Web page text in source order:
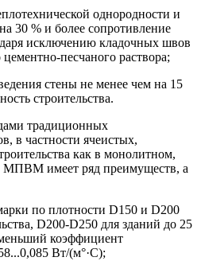
однородности и
30 % и более сопротивление
исключению кладочных швов
песчаного раствора;
стены не менее чем на 15
строительства.
традиционных
в частности ячеистых,
как в монолитном,
МПВМ имеет ряд преимуществ, а
по плотности D150 и D200
D200-D250 для зданий до 25
коэффициент
Вт/(м°·С);